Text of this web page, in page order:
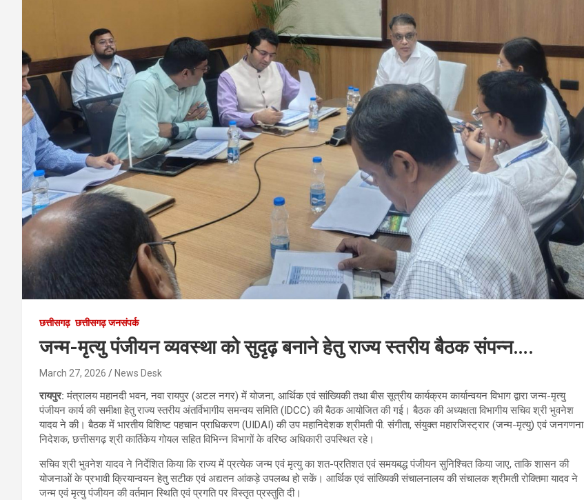
छत्तीसगढ़ छत्तीसगढ़ जनसंपर्क
जन्म-मृत्यु पंजीयन व्यवस्था को सुदृढ़ बनाने हेतु राज्य स्तरीय बैठक संपन्न….
March 27, 2026 News Desk
रायपुर:मंत्रालय महानदी भवन, नवा रायपुर (अटल नगर) में योजना, आर्थिक एवं सांख्यिकी तथा बीस सूत्रीय कार्यक्रम कार्यान्वयन विभाग द्वारा जन्म-मृत्यु
पंजीयन कार्य की समीक्षा हेतु राज्य स्तरीय अंतर्विभागीय समन्वय समिति (IDCC) की बैठक आयोजित की गई। बैठक की अध्यक्षता विभागीय सचिव श्री भुवनेश
यादव ने की। बैठक में भारतीय विशिष्ट पहचान प्राधिकरण (UIDAI) की उप महानिदेशक श्रीमती पी. संगीता, संयुक्त महारजिस्ट्रार (जन्म-मृत्यु) एवं जनगणना
निदेशक, छत्तीसगढ़ श्री कार्तिकेय गोयल सहित विभिन्न विभागों के वरिष्ठ अधिकारी उपस्थित रहे।
सचिव श्री भुवनेश यादव ने निर्देशित किया कि राज्य में प्रत्येक जन्म एवं मृत्यु का शत-प्रतिशत एवं समयबद्ध पंजीयन सुनिश्चित किया जाए, ताकि शासन की
योजनाओं के प्रभावी क्रियान्वयन हेतु सटीक एवं अद्यतन आंकड़े उपलब्ध हो सकें। आर्थिक एवं सांख्यिकी संचालनालय की संचालक श्रीमती रोक्तिमा यादव ने
जन्म एवं मृत्यु पंजीयन की वर्तमान स्थिति एवं प्रगति पर विस्तृत प्रस्तुति दी।